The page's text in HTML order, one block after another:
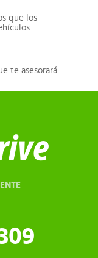
que los
te asesorará